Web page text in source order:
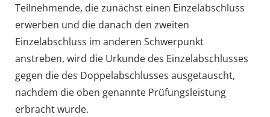
Teilnehmende, die zunächst einen Einzelabschluss
erwerben und die danach den zweiten
Einzelabschluss im anderen Schwerpunkt
anstreben, wird die Urkunde des Einzelabschlusses
gegen die des Doppelabschlusses ausgetauscht,
nachdem die oben genannte Prüfungsleistung
erbracht wurde.